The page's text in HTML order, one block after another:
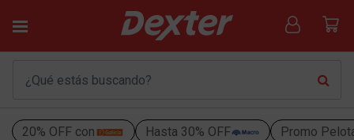
20% OFF con Hasta 30% OFF Promo